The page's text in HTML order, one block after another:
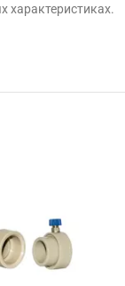
характеристиках.